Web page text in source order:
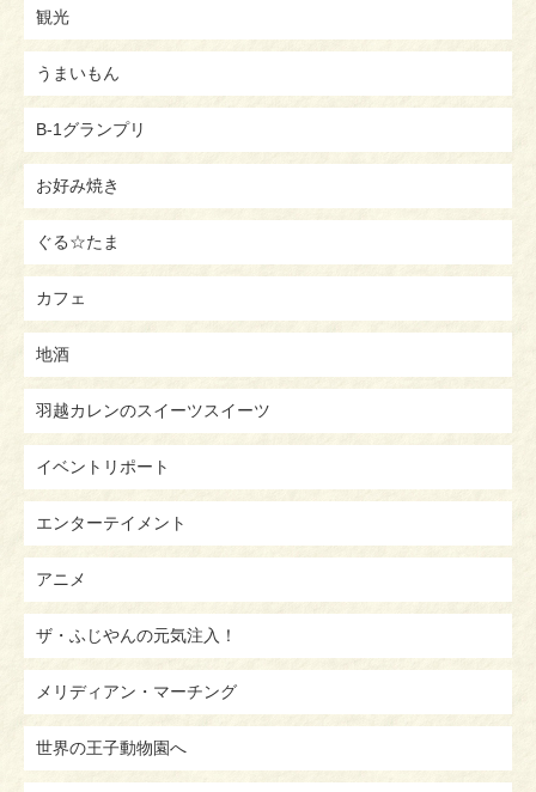
観光
うまいもん
B-1グランプリ
お好み焼き
ぐる☆たま
カフェ
地酒
羽越カレンのスイーツスイーツ
イベントリポート
エンターテイメント
アニメ
ザ・ふじやんの元気注入！
メリディアン・マーチング
世界の王子動物園へ